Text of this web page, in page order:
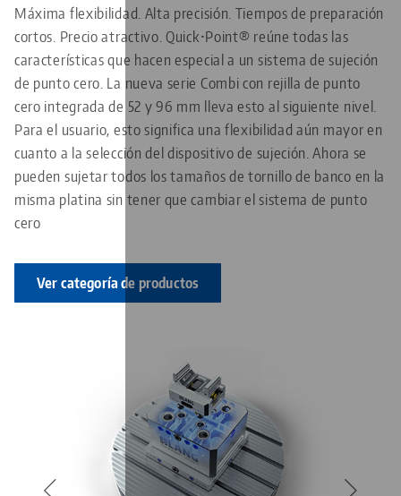
Máxima flexibilidad. Alta precisión. Tiempos de preparación
cortos. Precio atractivo. Quick•Point® reúne todas las
características que hacen especial a un sistema de sujeción
de punto cero. La nueva serie Combi con rejilla de punto
cero integrada de 52 y 96 mm lleva esto al siguiente nivel.
Para el usuario, esto significa una flexibilidad aún mayor en
cuanto a la selección del dispositivo de sujeción. Ahora se
pueden sujetar todos los tamaños de tornillo de banco en la
misma platina sin tener que cambiar el sistema de punto
cero
Ver categoría de productos